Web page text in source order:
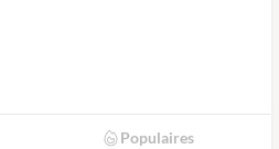
Populaires